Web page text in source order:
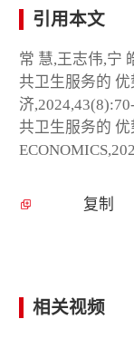
引用本文
常 慧,王志伟,宁
共卫生服务的
济
共卫生服务的 优
复制
相关视频